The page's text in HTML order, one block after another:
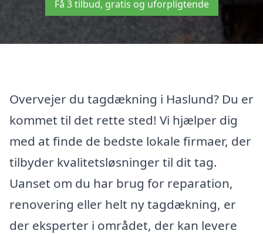
Få 3 tilbud, gratis og uforpligtende
Overvejer du tagdækning i Haslund? Du er
kommet til det rette sted! Vi hjælper dig
med at finde de bedste lokale firmaer, der
tilbyder kvalitetsløsninger til dit tag.
Uanset om du har brug for reparation,
renovering eller helt ny tagdækning, er
der eksperter i området, der kan levere